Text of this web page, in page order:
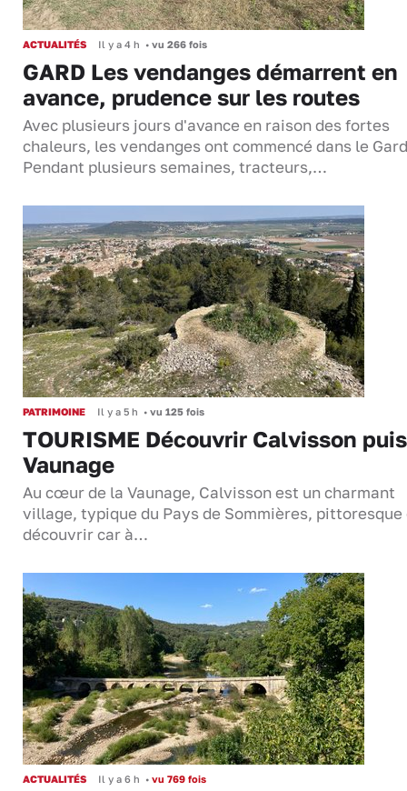
ACTUALITÉS Il y a 4 h • vu 266 fois
GARD Les vendanges démarrent en
avance, prudence sur les routes
Avec plusieurs jours d'avance en raison des fortes
chaleurs, les vendanges ont commencé dans le
Pendant plusieurs semaines, tracteurs,…
PATRIMOINE Il y a 5 h • vu 125 fois
TOURISME Découvrir Calvisson
Vaunage
Au cœur de la Vaunage, Calvisson est un charmant
village, typique du Pays de Sommières, pittoresque
découvrir car à…
ACTUALITÉS Il y a 6 h • vu 769 fois